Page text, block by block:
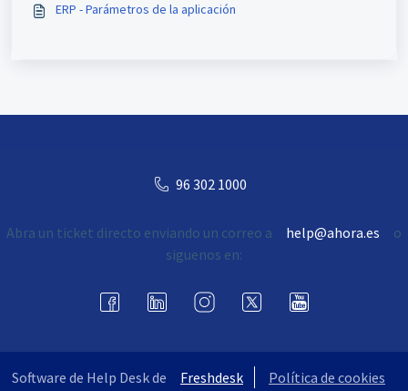
ERP - Parámetros de la aplicación
96 302 1000
Abra un ticket directo enviando un correo a help@ahora.es
o
siguenos en:
Software de Help Desk de Freshdesk Política de cookies